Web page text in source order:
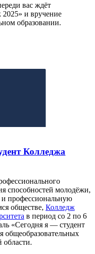
вас ждёт
и вручение
образовании.
Колледжа
способностей молодёжи,
профессиональную
обществе, Колледж
в период со 2 по 6
«Сегодня я — студент